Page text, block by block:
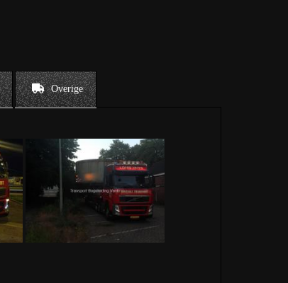
Overige